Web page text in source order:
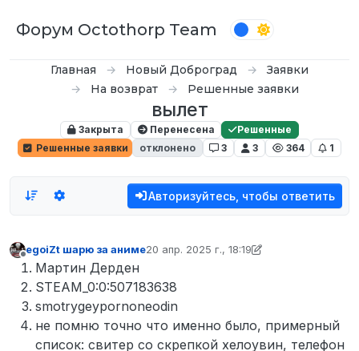
Форум Octothorp Team
Главная Новый Доброград
Заявки
На возврат
Решенные заявки
вылет
Закрыта Перенесена
Решенные
Решенные заявки
отклонено 3 3 364 1
Авторизуйтесь, чтобы ответить
Не в сети
egoiZt шарю за аниме20 апр. 2025 г., 18:19
отредактировано D0n Bar0n
Мартин Дерден
STEAM_0:0:507183638
smotrygeypornoneodin
не помню точно что именно было, примерный
список: свитер со скрепкой хелоувин, телефон